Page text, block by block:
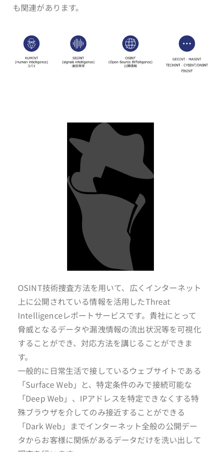
も関連があります。
OSINT技術捜査方法を用いて、広くインターネット
上に公開されている情報を活用したThreat
Intelligenceレポートサービスです。貴社にとって
脅威となるデータや漏洩情報の流出状況等を可視化
することができ、対応方法を講じることができま
す。
一般的に日常生活で接しているウェブサイトである
「Surface Web」と、特定条件のみで接続可能な
「Deep Web」、IPアドレスを特定できなくする特
殊ブラウザを介してのみ接近することができる
「Dark Web」までインターネット全般の公開デー
タからお客様に関係があるデータだけを洗い出して